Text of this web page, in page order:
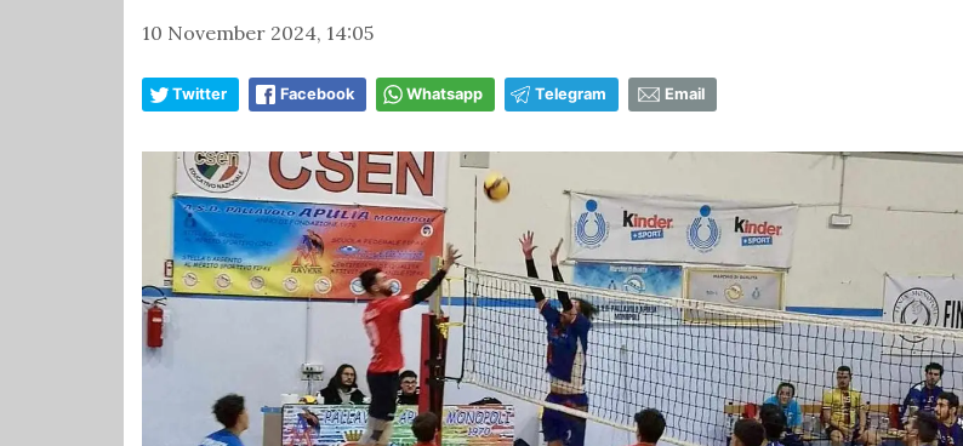
10 November 2024, 14:05
Twitter Facebook Whatsapp Telegram Email